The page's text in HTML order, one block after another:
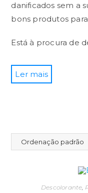
danificados sem a
bons produtos
Está à procura de
Pó
Fizemos um teste
creme
um natural e outra
tempo e com a
Ler mais
Descolorante